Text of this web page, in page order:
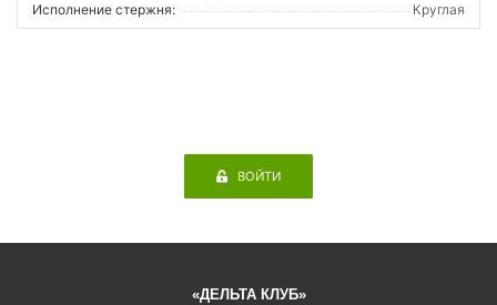
Исполнение стержня:
Круглая
ВОЙТИ
«ДЕЛЬТА КЛУБ»